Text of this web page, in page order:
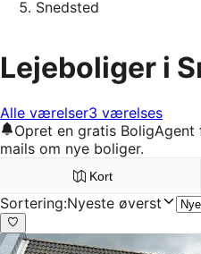
Snedsted
Lejeboliger i
Alle værelser3 værelses
Opret en gratis
mails om nye boliger.
Kort
Sortering:Nyeste øverst